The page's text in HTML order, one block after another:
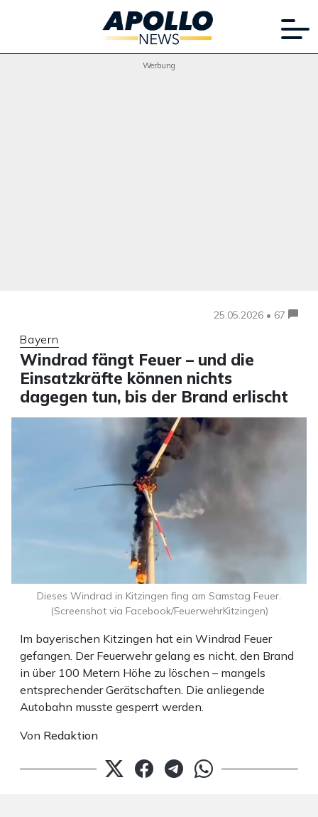
Werbung
25.05.2026 • 67
Bayern
Windrad fängt Feuer – und die
Einsatzkräfte können nichts
dagegen tun, bis der Brand erlischt
Im bayerischen Kitzingen hat ein Windrad Feuer
gefangen. Der Feuerwehr gelang es nicht, den Brand
in über 100 Metern Höhe zu löschen – mangels
entsprechender Gerätschaften. Die anliegende
Autobahn musste gesperrt werden.
Von Redaktion
Dieses Windrad in Kitzingen fing am Samstag Feuer.
(Screenshot via Facebook/FeuerwehrKitzingen)